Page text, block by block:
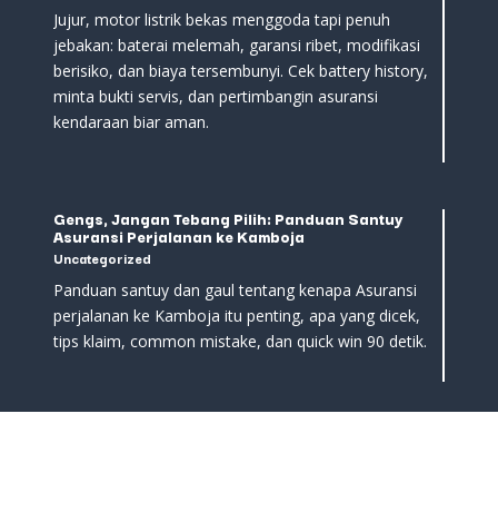
Jujur, motor listrik bekas menggoda tapi penuh
jebakan: baterai melemah, garansi ribet, modifikasi
berisiko, dan biaya tersembunyi. Cek battery history,
minta bukti servis, dan pertimbangin asuransi
kendaraan biar aman.
Gengs, Jangan Tebang Pilih: Panduan Santuy
Asuransi Perjalanan ke Kamboja
Uncategorized
Panduan santuy dan gaul tentang kenapa Asuransi
perjalanan ke Kamboja itu penting, apa yang dicek,
tips klaim, common mistake, dan quick win 90 detik.